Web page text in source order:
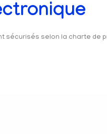
sécurisés selon la charte de